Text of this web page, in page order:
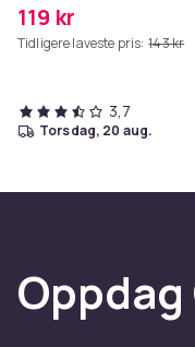
119 kr
Tidligere laveste pris: 143 kr
3,7
torsdag, 20 aug.
Oppdag